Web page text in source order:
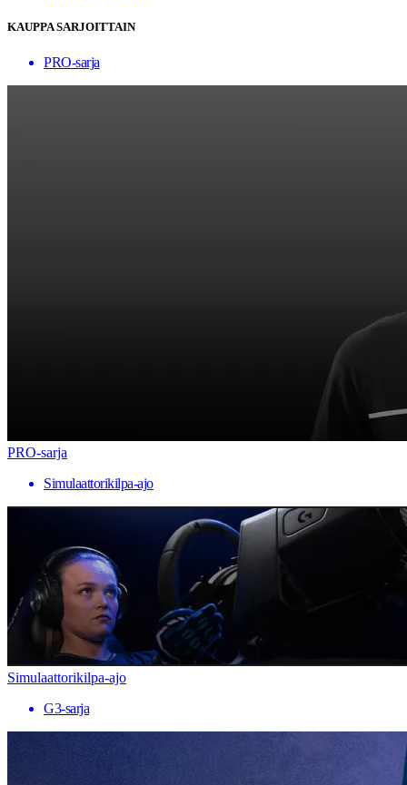
KAUPPA SARJOITTAIN
PRO-sarja
PRO-sarja
Simulaattorikilpa-ajo
Simulaattorikilpa-ajo
G3-sarja